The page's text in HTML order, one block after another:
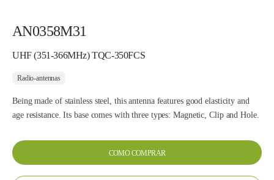
AN0358M31
UHF (351-366MHz) TQC-350FCS
Radio-antennas
Being made of stainless steel, this antenna features good elasticity and
age resistance. Its base comes with three types: Magnetic, Clip and Hole.
COMO COMPRAR